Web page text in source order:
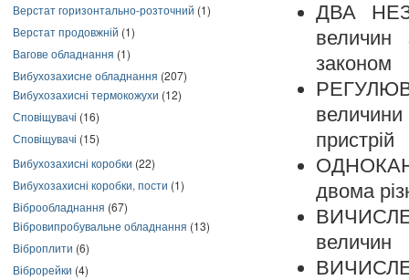
Верстат горизонтально-розточний (1)
Верстат продовжній (1)
Вагове обладнання (1)
Вибухозахисне обладнання (207)
Вибухозахисні термокожухи (12)
Сповіщувачі (16)
Сповіщувачі (15)
Вибухозахисні коробки (22)
Вибухозахисні коробки, пости (1)
Віброобладнання (67)
Вібровипробувальне обладнання (13)
Віброплити (6)
Віброрейки (4)
ДВА
величин
законом
пристрій
двома
величин